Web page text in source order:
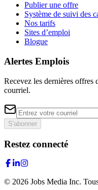
Publier une offre
Système de suivi des
Nos tarifs
Sites d’emploi
Blogue
Alertes Emplois
Recevez les dernières offres
courriel.
S'abonner
Restez connecté
© 2026 Jobs Media Inc.